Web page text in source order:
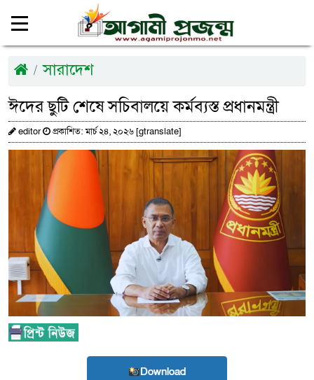
সারাদেশ
ঈদের ছুটি শেষে সচিবালয়ে কর্মব্যস্ত প্রধানমন্ত্রী
editor প্রকাশিত: মার্চ ২৪, ২০২৬ [gtranslate]
Download